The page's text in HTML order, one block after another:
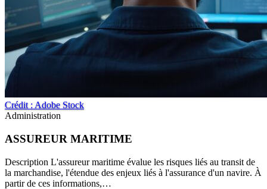
Crédit : Adobe Stock
Administration
ASSUREUR MARITIME
Description L'assureur maritime évalue les risques liés au transit de
la marchandise, l'étendue des enjeux liés à l'assurance d'un navire. À
partir de ces informations,…